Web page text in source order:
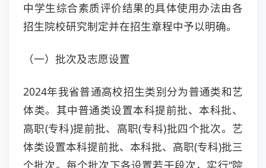
中学生综合素质评价结果的具体使用办法由各
招生院校研究制定并在招生章程中予以明确。
（一）批次及志愿设置
2024年我省普通高校招生类别分为普通类和艺
体类。其中普通类设置本科提前批、本科批、
高职(专科)提前批、高职(专科)批四个批次。艺
体类设置本科提前批、本科批、高职(专科)批三
个批次。每个批次下各设置若干段次，实行“院